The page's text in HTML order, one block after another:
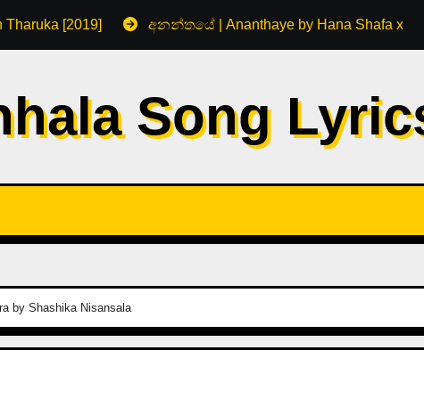
[2019] අනන්තයේ | Ananthaye by Hana Shafa x
Song
by Shashika Nisansala